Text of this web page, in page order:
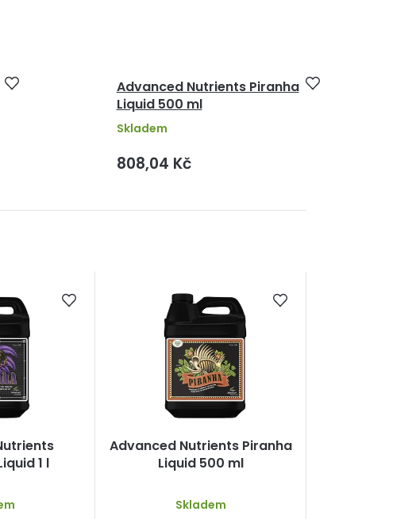
Advanced Nutrients Piranha
Liquid 500 ml
808,04 Kč
Skladem
1 l
Advanced Nutrients Piranha
Liquid 500 ml
Skladem